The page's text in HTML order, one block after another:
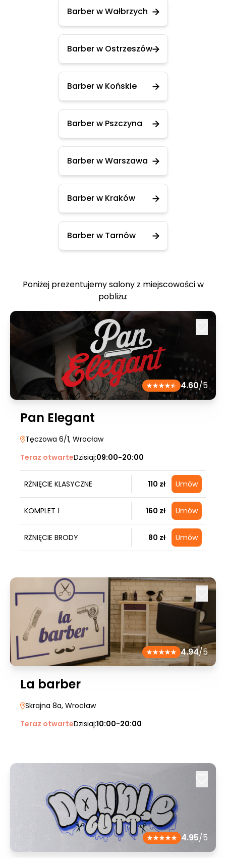
Barber w Wałbrzych
Barber w Ostrzeszów
Barber w Końskie
Barber w Pszczyna
Barber w Warszawa
Barber w Kraków
Barber w Tarnów
Poniżej prezentujemy salony z miejscowości w
pobliżu:
4.60/5
Pan Elegant
Tęczowa 6/1, Wrocław
Teraz otwarteDzisiaj:09:00-20:00
RŻNIĘCIE KLASYCZNE 110 zł Umów
KOMPLET 1 160 zł Umów
RŻNIĘCIE BRODY 80 zł Umów
4.94/5
La barber
Skrajna 8a, Wrocław
Teraz otwarteDzisiaj:10:00-20:00
4.95/5